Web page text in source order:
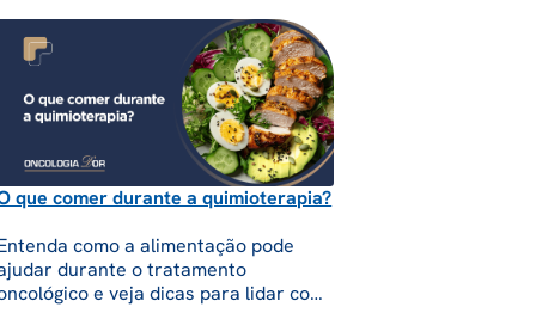
que comer durante a quimioterapia?
como a alimentação pode
durante o tratamento
e veja dicas para lidar com